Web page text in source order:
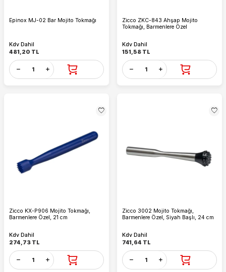
Epinox MJ-02 Bar Mojito Tokmağı
Kdv Dahil
481,20 TL
Zicco ZKC-843 Ahşap Mojito
Tokmağı, Barmenlere Özel
Kdv Dahil
151,58 TL
Zicco KX-P906 Mojito Tokmağı,
Barmenlere Özel, 21 cm
Kdv Dahil
274,73 TL
Zicco 3002 Mojito Tokmağı,
Barmenlere Özel, Siyah Başlı, 24 cm
Kdv Dahil
741,64 TL